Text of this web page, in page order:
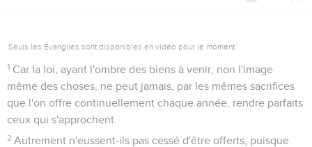
Seuls les Évangiles sont disponibles en vidéo pour le moment.
1 Car la loi, ayant l'ombre des biens à venir, non l'image
même des choses, ne peut jamais, par les mêmes sacrifices
que l'on offre continuellement chaque année, rendre parfaits
ceux qui s'approchent.
2 Autrement n'eussent-ils pas cessé d'être offerts, puisque